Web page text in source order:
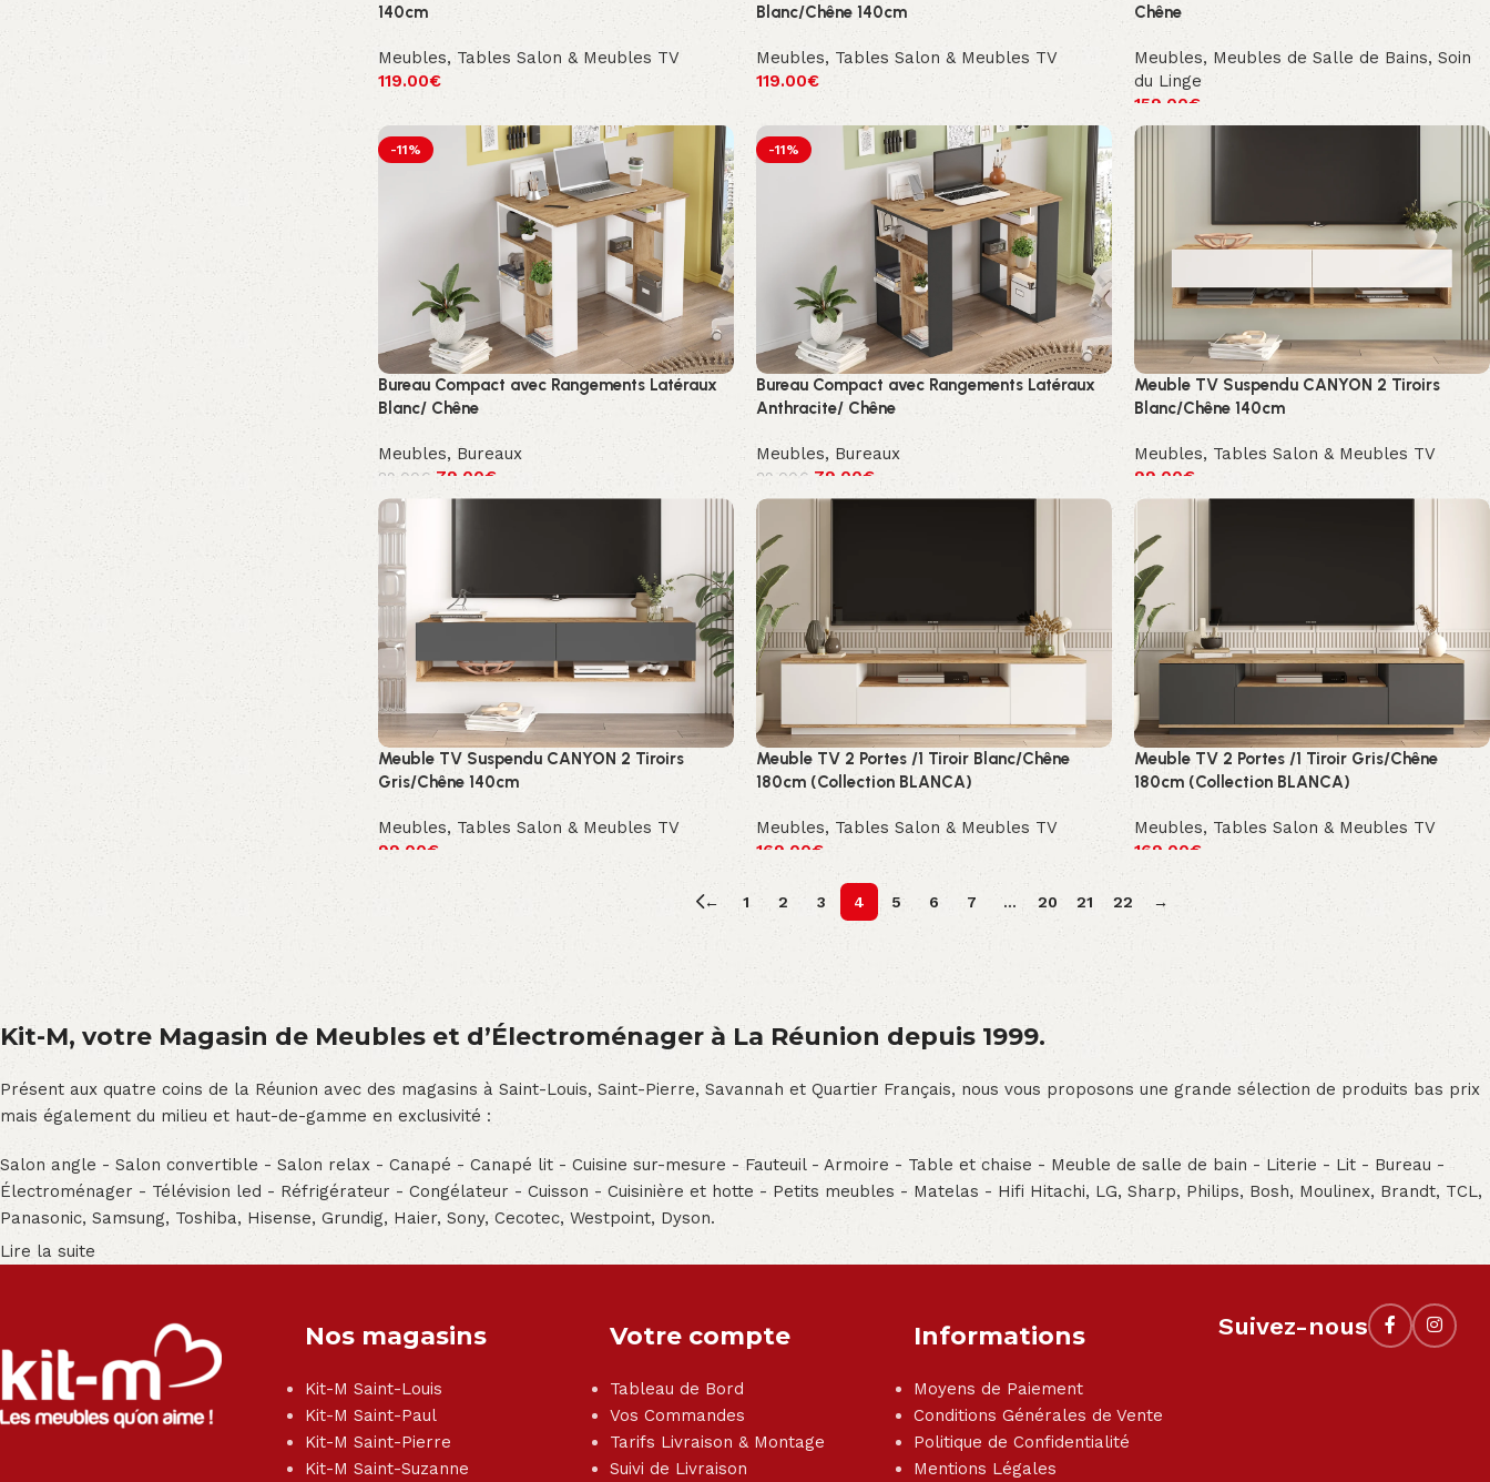
140cm
Meubles, Tables Salon & Meubles TV
119.00€
Blanc/Chêne 140cm
Meubles, Tables Salon & Meubles TV
119.00€
Chêne
Meubles, Meubles de Salle de Bains, Soin
du Linge
159.00€
-11%
Bureau Compact avec Rangements Latéraux
Blanc/ Chêne
Meubles, Bureaux
89.00€ 79.00€
-11%
Bureau Compact avec Rangements Latéraux
Anthracite/ Chêne
Meubles, Bureaux
89.00€ 79.00€
Meuble TV Suspendu CANYON 2 Tiroirs
Blanc/Chêne 140cm
Meubles, Tables Salon & Meubles TV
99.00€
Meuble TV Suspendu CANYON 2 Tiroirs
Gris/Chêne 140cm
Meubles, Tables Salon & Meubles TV
99.00€
Meuble TV 2 Portes /1 Tiroir Blanc/Chêne
180cm (Collection BLANCA)
Meubles, Tables Salon & Meubles TV
169.00€
Meuble TV 2 Portes /1 Tiroir Gris/Chêne
180cm (Collection BLANCA)
Meubles, Tables Salon & Meubles TV
169.00€
← 1 2 3 4 5 6 7 … 20 21 22 →
Kit-M, votre Magasin de Meubles et d’Électroménager à La Réunion depuis 1999.
Présent aux quatre coins de la Réunion avec des magasins à Saint-Louis, Saint-Pierre, Savannah et Quartier Français, nous vous proposons une grande sélection de produits bas prix
mais également du milieu et haut-de-gamme en exclusivité :
Salon angle - Salon convertible - Salon relax - Canapé - Canapé lit - Cuisine sur-mesure - Fauteuil - Armoire - Table et chaise - Meuble de salle de bain - Literie - Lit - Bureau -
Électroménager - Télévision led - Réfrigérateur - Congélateur - Cuisson - Cuisinière et hotte - Petits meubles - Matelas - Hifi Hitachi, LG, Sharp, Philips, Bosh, Moulinex, Brandt, TCL,
Panasonic, Samsung, Toshiba, Hisense, Grundig, Haier, Sony, Cecotec, Westpoint, Dyson.
Lire la suite
Nos magasins
Kit-M Saint-Louis
Kit-M Saint-Paul
Kit-M Saint-Pierre
Kit-M Saint-Suzanne
Votre compte
Tableau de Bord
Vos Commandes
Tarifs Livraison & Montage
Suivi de Livraison
Informations
Moyens de Paiement
Conditions Générales de Vente
Politique de Confidentialité
Mentions Légales
Suivez-nous